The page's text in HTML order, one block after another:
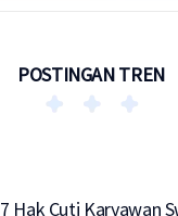
POSTINGAN TREN
7 Hak Cuti Karyawan